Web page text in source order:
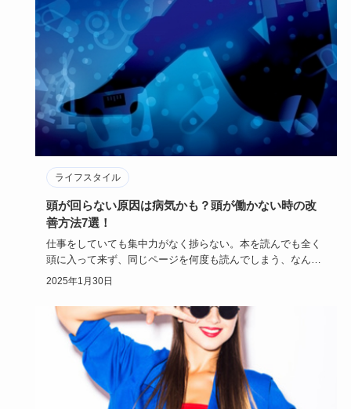
ライフスタイル
頭が回らない原因は病気かも？頭が働かない時の改
善方法7選！
仕事をしていても集中力がなく捗らない。本を読んでも全く
頭に入って来ず、同じページを何度も読んでしまう、なんて
ことありません…
2025年1月30日